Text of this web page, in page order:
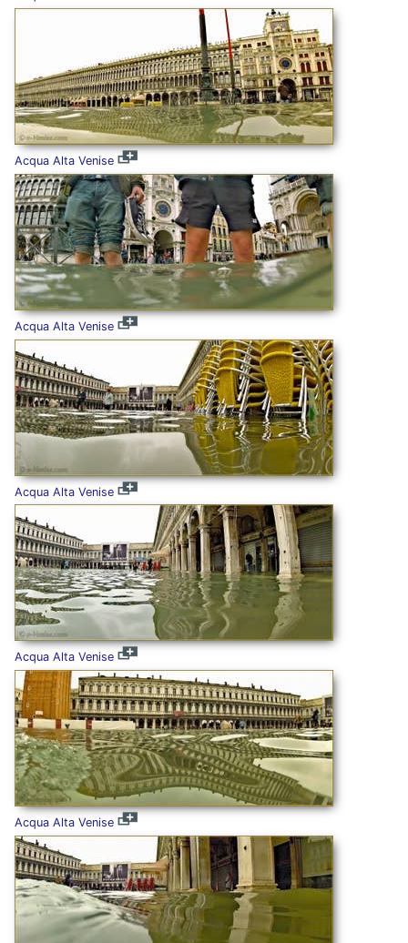
Acqua Alta Venise
Acqua Alta Venise
Acqua Alta Venise
Acqua Alta Venise
Acqua Alta Venise